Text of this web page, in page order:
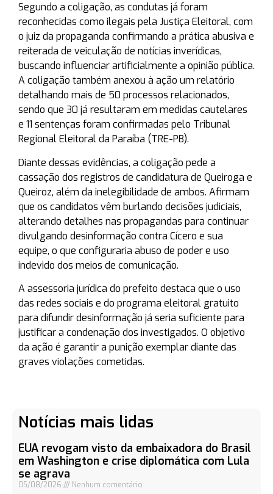
Segundo a coligação, as condutas já foram
reconhecidas como ilegais pela Justiça Eleitoral, com
o juiz da propaganda confirmando a prática abusiva e
reiterada de veiculação de notícias inverídicas,
buscando influenciar artificialmente a opinião pública.
A coligação também anexou à ação um relatório
detalhando mais de 50 processos relacionados,
sendo que 30 já resultaram em medidas cautelares
e 11 sentenças foram confirmadas pelo Tribunal
Regional Eleitoral da Paraíba (TRE-PB).
Diante dessas evidências, a coligação pede a
cassação dos registros de candidatura de Queiroga e
Queiroz, além da inelegibilidade de ambos. Afirmam
que os candidatos vêm burlando decisões judiciais,
alterando detalhes nas propagandas para continuar
divulgando desinformação contra Cícero e sua
equipe, o que configuraria abuso de poder e uso
indevido dos meios de comunicação.
A assessoria jurídica do prefeito destaca que o uso
das redes sociais e do programa eleitoral gratuito
para difundir desinformação já seria suficiente para
justificar a condenação dos investigados. O objetivo
da ação é garantir a punição exemplar diante das
graves violações cometidas.
Notícias mais lidas
EUA revogam visto da embaixadora do Brasil
em Washington e crise diplomática com Lula
se agrava
05/08/2026 Nenhum comentário